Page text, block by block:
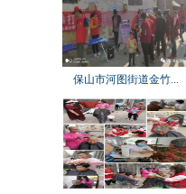
保山市河图街道金竹...